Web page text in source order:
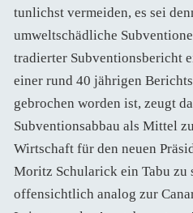
tunlichst vermeiden, es sei
umweltschädliche
tradierter Subventionsbericht
einer rund 40 jährigen
gebrochen worden ist, zeugt
Subventionsabbau als Mittel
Wirtschaft für den neuen
Moritz Schularick ein Tabu zu
offensichtlich analog zur